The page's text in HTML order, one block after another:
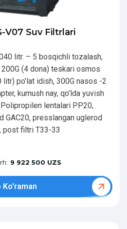
V07 Suv Filtrlari
litr. – 5 bosqichli tozalash,
(4 dona) teskari osmos
litr) po’lat idish, 300G nasos -2
kumush nay, qo’lda yuvish
Polipropilen lentalari PP20,
GAC20, presslangan uglerod
post filtri T33-33
9 922 500 UZS
Ko'raman